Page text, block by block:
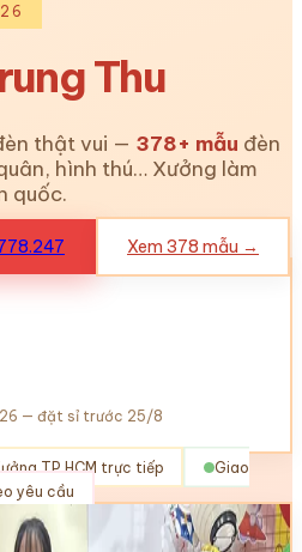
Thu
thật vui — 378+ mẫu đèn
hình thú… Xưởng làm
quốc.
Xem 378 mẫu →
— đặt sỉ trước 25/8
TP.HCM trực tiếp
Giao
yêu cầu